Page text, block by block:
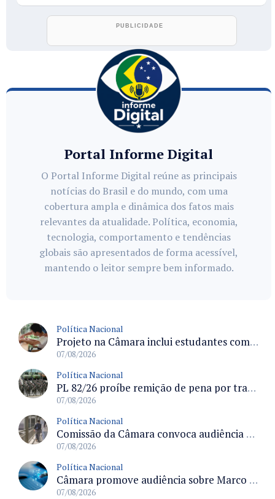
Portal Informe Digital
O Portal Informe Digital reúne as principais
notícias do Brasil e do mundo, com uma
cobertura ampla e dinâmica dos fatos mais
relevantes da atualidade. Política, economia,
tecnologia, comportamento e tendências
globais são apresentados de forma acessível,
mantendo o leitor sempre bem informado.
Política Nacional
Projeto na Câmara inclui estudantes com deficiência no regime escolar especial da LDB e estabelece critérios para frequência
07/08/2026
Política Nacional
PL 82/26 proíbe remição de pena por trabalho em funções militares para condenados por crimes contra o Estado Democrático de Direito
07/08/2026
Política Nacional
Comissão da Câmara convoca audiência para discutir misoginia nas escolas e universidades após divulgação de listas misóginas
07/08/2026
Política Nacional
Câmara promove audiência sobre Marco de Fomento à Economia Digital e impactos da inteligência artificial
07/08/2026